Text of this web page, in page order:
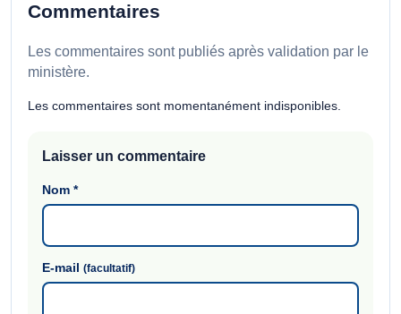
Commentaires
Les commentaires sont publiés après validation par le
ministère.
Les commentaires sont momentanément indisponibles.
Laisser un commentaire
Nom*
E-mail(facultatif)